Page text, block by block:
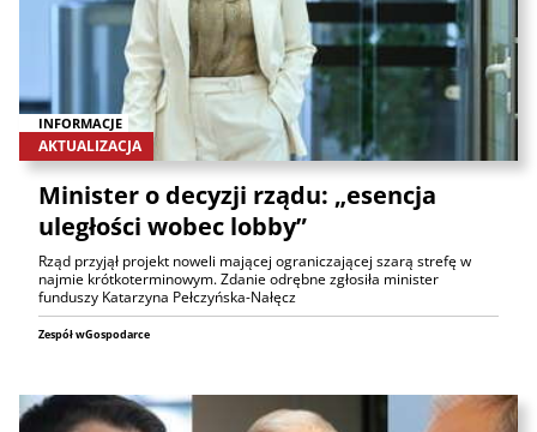
INFORMACJE
AKTUALIZACJA
Minister o decyzji rządu: „esencja
uległości wobec lobby”
Rząd przyjął projekt noweli mającej ograniczającej szarą strefę w
najmie krótkoterminowym. Zdanie odrębne zgłosiła minister
funduszy Katarzyna Pełczyńska-Nałęcz
Zespół wGospodarce